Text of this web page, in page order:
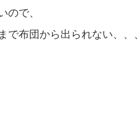
ので、
で布団から出られない、、、